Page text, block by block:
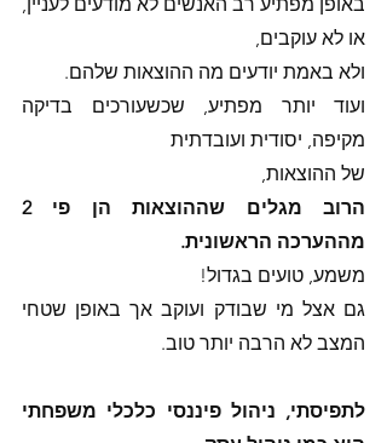
או לא עוקבים,
ולא באמת יודעים מה ההוצאות שלהם.
מקיפה, יסודית ועובדתית
של ההוצאות,
מההערכה הראשונית.
משמע, טועים בגדול!
המצב לא הרבה יותר טוב.